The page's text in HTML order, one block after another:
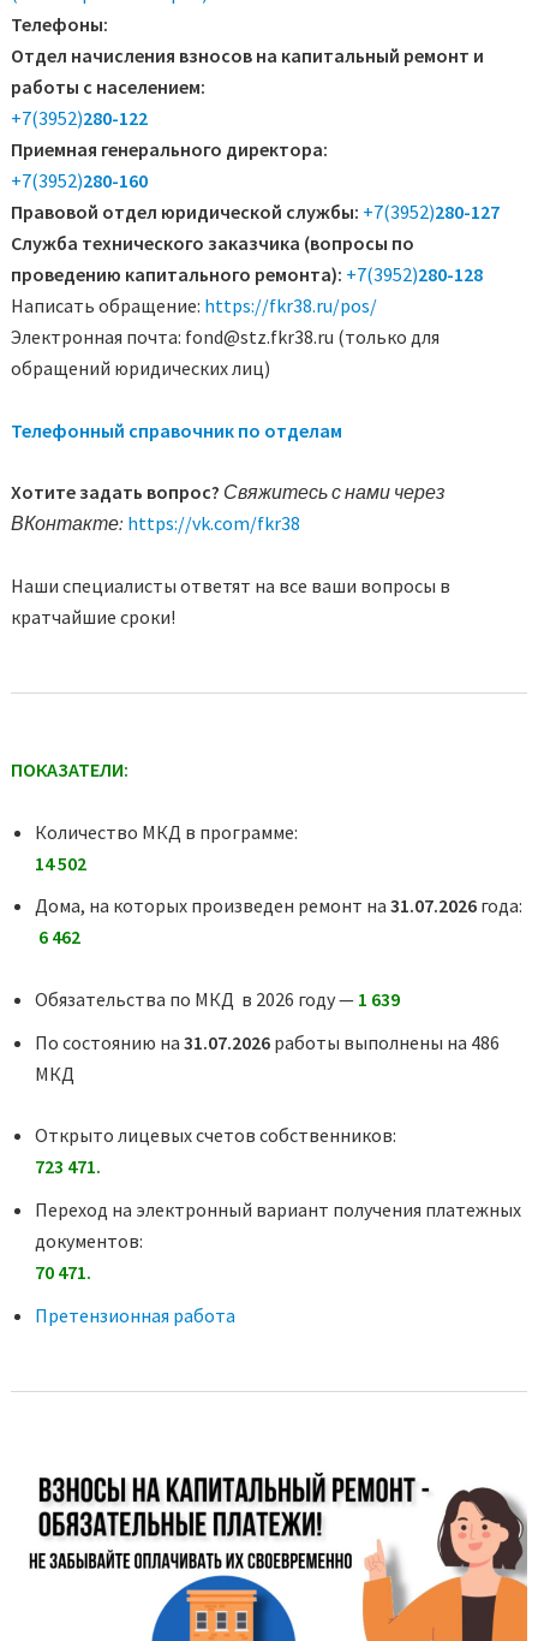
Телефоны:
Отдел начисления взносов на капитальный ремонт и
работы с населением:
+7(3952)280-122
Приемная генерального директора:
+7(3952)280-160
Правовой отдел юридической службы: +7(3952)280-127
Служба технического заказчика (вопросы по
проведению капитального ремонта): +7(3952)280-128
Написать обращение: https://fkr38.ru/pos/
Электронная почта: fond@stz.fkr38.ru (только для
обращений юридических лиц)
Телефонный справочник по отделам
Хотите задать вопрос? Свяжитесь с нами через
ВКонтакте: https://vk.com/fkr38
Наши специалисты ответят на все ваши вопросы в
кратчайшие сроки!
ПОКАЗАТЕЛИ:
Количество МКД в программе:
14 502
Дома, на которых произведен ремонт на 31.07.2026 года:
6 462
Обязательства по МКД в 2026 году — 1 639
По состоянию на 31.07.2026 работы выполнены на 486
МКД
Открыто лицевых счетов собственников:
723 471.
Переход на электронный вариант получения платежных
документов:
70 471.
Претензионная работа